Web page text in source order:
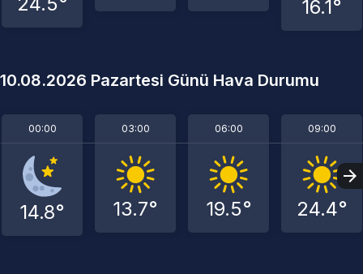
16.1°
10.08.2026 Pazartesi Günü Hava Durumu
00:00
14.8°
03:00
13.7°
06:00
19.5°
09:00
24.4°